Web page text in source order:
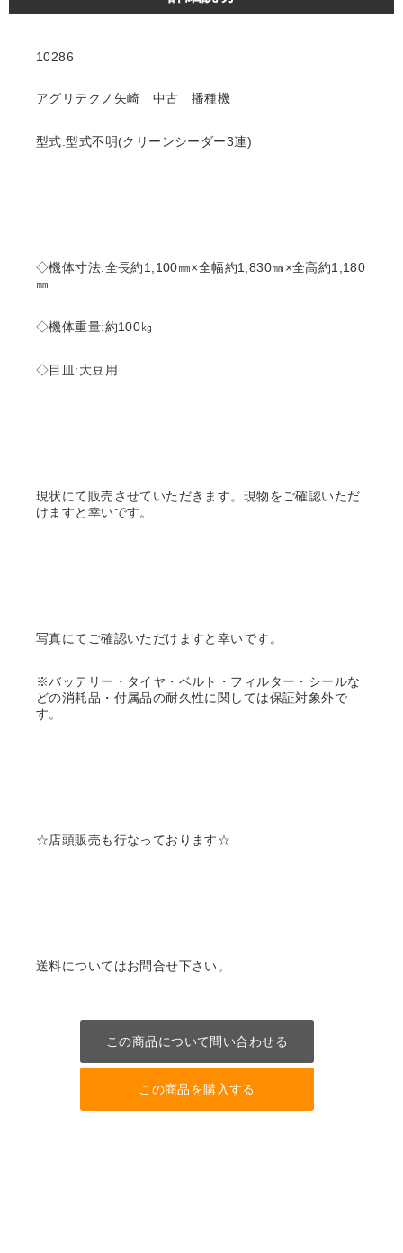
10286
アグリテクノ矢崎 中古 播種機
型式:型式不明(クリーンシーダー3連)
◇機体寸法:全長約1,100㎜×全幅約1,830㎜×全高約1,180
㎜
◇機体重量:約100㎏
◇目皿:大豆用
現状にて販売させていただきます。現物をご確認いただ
けますと幸いです。
写真にてご確認いただけますと幸いです。
※バッテリー・タイヤ・ベルト・フィルター・シールな
どの消耗品・付属品の耐久性に関しては保証対象外で
す。
☆店頭販売も行なっております☆
送料についてはお問合せ下さい。
この商品について問い合わせる
この商品を購入する